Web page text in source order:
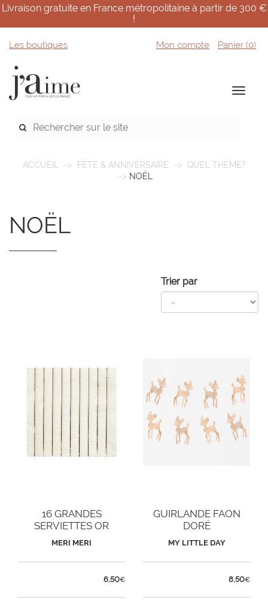
Livraison gratuite en France métropolitaine à partir de 300 €
!
Les boutiques Mon compte Panier (0)
ACCUEIL FÊTE & ANNIVERSAIRE
QUEL THÈME?
NOËL
NOËL
Trier par
16 GRANDES
SERVIETTES OR
MERI MERI
6,50€
GUIRLANDE FAON
DORÉ
MY LITTLE DAY
8,50€